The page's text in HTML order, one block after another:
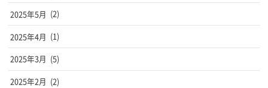
2025年5月 (2)
2025年4月 (1)
2025年3月 (5)
2025年2月 (2)